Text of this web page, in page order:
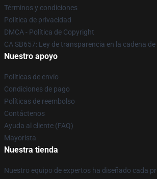
Términos y condiciones
Política de privacidad
DMCA - Política de Copyright
CA SB657: Ley de transparencia en la cadena
Nuestro apoyo
Políticas de envío
Condiciones de pago
Políticas de reembolso
Contáctenos
Ayuda al cliente (FAQ)
Mayorista
Nuestra tienda
Nuestro equipo de expertos ha diseñado cada